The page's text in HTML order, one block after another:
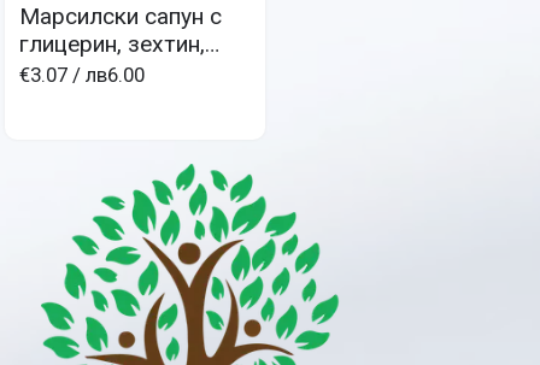
Марсилски сапун с
глицерин, зехтин,
ментово и
€3.07 / лв6.00